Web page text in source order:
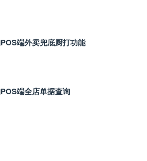
端外卖兜底厨打功能
端全店单据查询